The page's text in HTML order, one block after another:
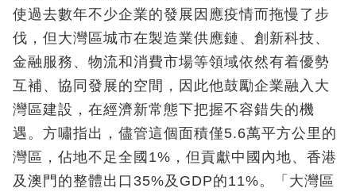
使過去數年不少企業的發展因應疫情而拖慢了步
伐，但大灣區城市在製造業供應鏈、創新科技、
金融服務、物流和消費市場等領域依然有着優勢
互補、協同發展的空間，因此他鼓勵企業融入大
灣區建設，在經濟新常態下把握不容錯失的機
遇。方嘯指出，儘管這個面積僅5.6萬平方公里的
灣區，佔地不足全國1%，但貢獻中國內地、香港
及澳門的整體出口35%及GDP的11%。「大灣區